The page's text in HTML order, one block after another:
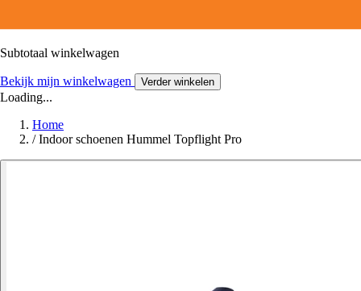
Subtotaal winkelwagen
Bekijk mijn winkelwagen Verder winkelen
Loading...
Home
/ Indoor schoenen Hummel Topflight Pro